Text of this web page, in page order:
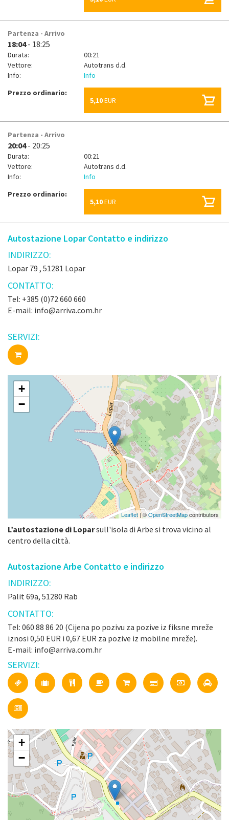
Partenza - Arrivo
18:04- 18:25
Durata:
00:21
Vettore:
Autotrans d.d.
Info:
Info
Prezzo ordinario:
5,10EUR
Partenza - Arrivo
20:04- 20:25
Durata:
00:21
Vettore:
Autotrans d.d.
Info:
Info
Prezzo ordinario:
5,10EUR
Autostazione Lopar Contatto e indirizzo
INDIRIZZO:
Lopar 79 , 51281 Lopar
CONTATTO:
Tel: +385 (0)72 660 660
E-mail: info@arriva.com.hr
SERVIZI:
+
−
Leaflet | ©OpenStreetMapcontributors
L’autostazione di Loparsull'isola di Arbe si trova vicino al
centro della città.
Autostazione Arbe Contatto e indirizzo
INDIRIZZO:
Palit 69a, 51280 Rab
CONTATTO:
Tel: 060 88 86 20 (Cijena po pozivu za pozive iz fiksne mreže
iznosi 0,50 EUR i 0,67 EUR za pozive iz mobilne mreže).
E-mail: info@arriva.com.hr
SERVIZI:
+
−